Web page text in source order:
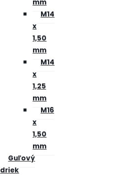
mm
M14
x
1,50
mm
M14
x
1,25
mm
M16
x
1,50
mm
Guľový
driek